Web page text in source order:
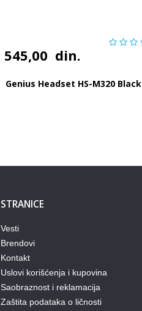
545,00 din.
Genius Headset HS-M320 Black
STRANICE
Vesti
Brendovi
Kontakt
Uslovi korišćenja i kupovina
Saobraznost i reklamacija
Zaštita podataka o ličnosti